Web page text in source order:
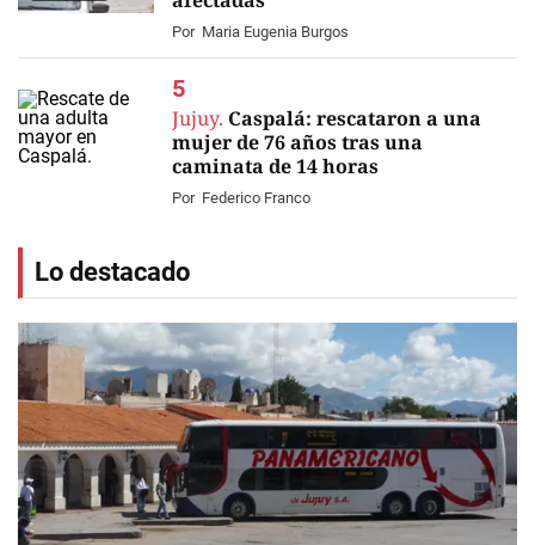
Por Maria Eugenia Burgos
Jujuy. Caspalá: rescataron a una
mujer de 76 años tras una
caminata de 14 horas
Por Federico Franco
Lo destacado